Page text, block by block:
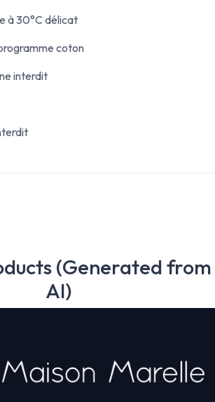
à 30°C délicat
coton
interdit
(Generated from
AI)